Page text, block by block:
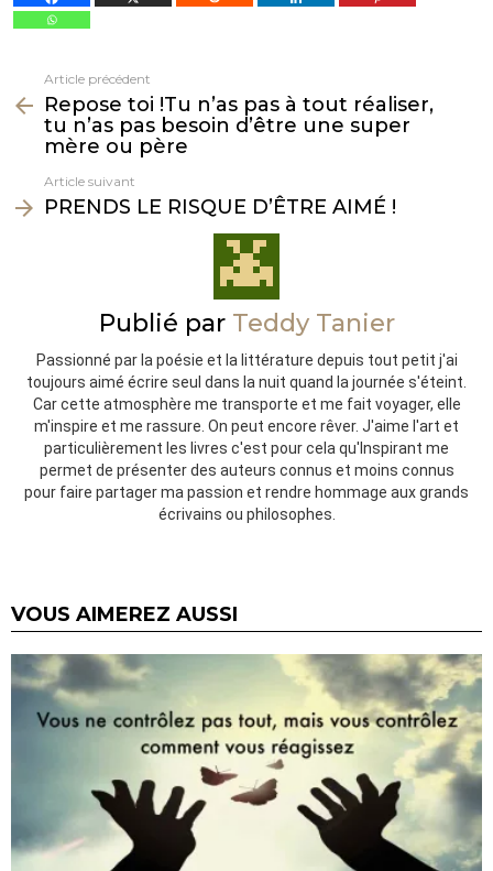
plus
Article précédent
Repose toi !Tu n’as pas à tout réaliser,
tu n’as pas besoin d’être une super
mère ou père
Article suivant
PRENDS LE RISQUE D’ÊTRE AIMÉ !
Publié par Teddy Tanier
Passionné par la poésie et la littérature depuis tout petit j'ai
toujours aimé écrire seul dans la nuit quand la journée s'éteint.
Car cette atmosphère me transporte et me fait voyager, elle
m'inspire et me rassure. On peut encore rêver. J'aime l'art et
particulièrement les livres c'est pour cela qu'Inspirant me
permet de présenter des auteurs connus et moins connus
pour faire partager ma passion et rendre hommage aux grands
écrivains ou philosophes.
VOUS AIMEREZ AUSSI